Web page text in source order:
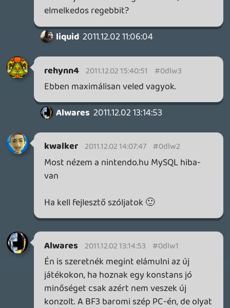
Ha engem kérdeztek, egy Unreal-ra
kihegyezett hardvert kovácsolnak éppen
össze, ami vígan elrohangál az összes
nextgen Unreal játék.
Insect 2011.12.01 13:01:02 #0dlvr
Ez csak hozzáállás kérdése, egyrészt van
egy rakás nálunk kisebb piac ahol
meg a Microsoftnak tényező, a
Nintendonak meg a Sonynak nem?
és tovább idétlenkedni nagyobb országok
neve alatt.
dreampage 2011.12.01 12:27:26 #0dlvq
Ismét egy remek podcast. Magyar feliratra
és hivatalos magyar online szolgáltatásra
szerintem mindenképp lenne igény, de
valóban kár menteni a szituációt,
Magyarország egyszerűen nem tényező,
nem piac erre. Kevesen vagyunk kevés
pénzzel, és még azt is nehezen költjük el,
szóval értünk "kár" versenyezni, jó esetben